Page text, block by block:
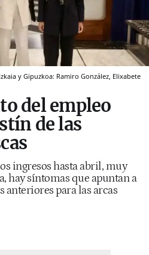
y Gipuzkoa: Ramiro González, Elixabete
del empleo
de las
ingresos hasta abril, muy
hay síntomas que apuntan a
anteriores para las arcas